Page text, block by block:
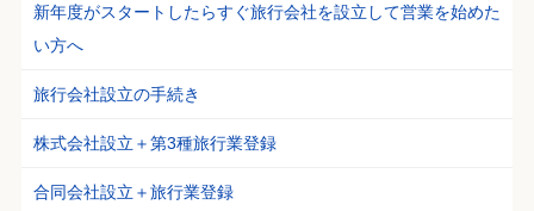
新年度がスタートしたらすぐ旅行会社を設立して営業を始めた
い方へ
旅行会社設立の手続き
株式会社設立＋第3種旅行業登録
合同会社設立＋旅行業登録